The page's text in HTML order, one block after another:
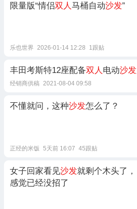
限量版“情侣双人 马桶自动沙发”
乐也世界 2026-01-14 12:28 1跟贴
丰田考斯特12座配备双人 电动沙发
经销商供稿 2021-08-04 09:58
不懂就问，这种沙发怎么了？
正经的米饭 5天前 16:07 45跟贴
女子回家看见沙发就剩个木头了，
感觉已经没招了